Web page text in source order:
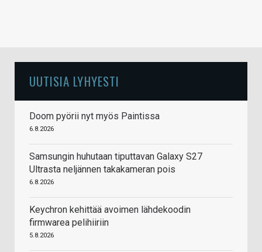
UUTISIA LYHYESTI
Doom pyörii nyt myös Paintissa
6.8.2026
Samsungin huhutaan tiputtavan Galaxy S27
Ultrasta neljännen takakameran pois
6.8.2026
Keychron kehittää avoimen lähdekoodin
firmwarea pelihiiriin
5.8.2026